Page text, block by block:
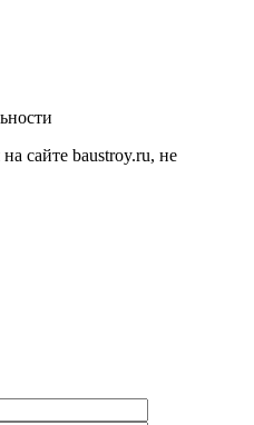
сайте baustroy.ru, не